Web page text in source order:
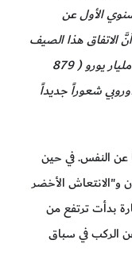
الأول عن
الاتفاق هذا الصيف
بشأن صندوق إنعاش غير مسبوق بقيمة 750 مليار يورو ( 879
شعوراً جديداً
عن النفس. في حين
و"الانتعاش الأخضر
بفيروس كوفيد 19 في القارة بدأت ترتفع من
الركب في سباق